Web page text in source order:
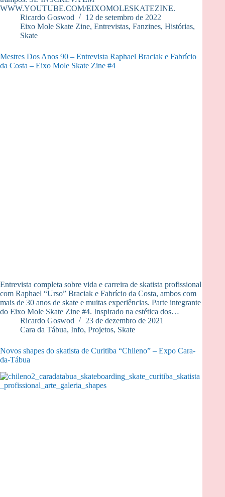
WWW.YOUTUBE.COM/EIXOMOLESKATEZINE.
Ricardo Goswod
12 de setembro de 2022
Eixo Mole Skate Zine, Entrevistas, Fanzines, Histórias,
Skate
Mestres Dos Anos 90 – Entrevista Raphael Braciak e Fabrício
da Costa – Eixo Mole Skate Zine #4
Entrevista completa sobre vida e carreira de skatista profissional
com Raphael “Urso” Braciak e Fabrício da Costa, ambos com
mais de 30 anos de skate e muitas experiências. Parte integrante
do Eixo Mole Skate Zine #4. Inspirado na estética dos…
Ricardo Goswod
23 de dezembro de 2021
Cara da Tábua, Info, Projetos, Skate
Novos shapes do skatista de Curitiba “Chileno” – Expo Cara-
da-Tábua